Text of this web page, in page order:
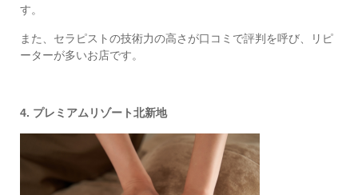
す。
また、セラピストの技術力の高さが口コミで評判を呼び、リピ
ーターが多いお店です。
4. プレミアムリゾート北新地